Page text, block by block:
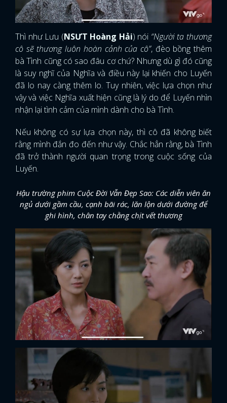
Thì như Lưu (NSƯT Hoàng Hải) nói “Người ta thương
cô sẽ thương luôn hoàn cảnh của cô”, đèo bồng thêm
bà Tình cũng có sao đâu cơ chứ? Nhưng dù gì đó cũng
là suy nghĩ của Nghĩa và điều này lại khiến cho Luyến
đã lo nay càng thêm lo. Tuy nhiên, việc lựa chọn như
vậy và việc Nghĩa xuất hiện cũng là lý do để Luyến nhìn
nhận lại tình cảm của mình dành cho bà Tình.
Nếu không có sự lựa chọn này, thì cô đã không biết
rằng mình đắn đo đến như vậy. Chắc hẳn rằng, bà Tình
đã trở thành người quan trọng trong cuộc sống của
Luyến.
Hậu trường phim Cuộc Đời Vẫn Đẹp Sao: Các diễn viên ăn
ngủ dưới gầm cầu, cạnh bãi rác, lăn lộn dưới đường để
ghi hình, chân tay chằng chịt vết thương